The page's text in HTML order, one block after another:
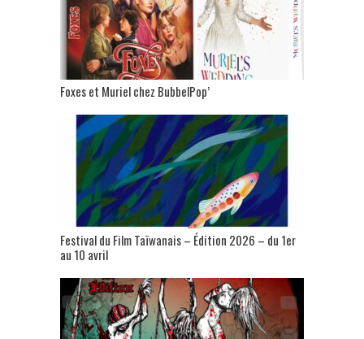
Foxes et Muriel chez BubbelPop’
Festival du Film Taïwanais – Édition 2026 – du 1er
au 10 avril